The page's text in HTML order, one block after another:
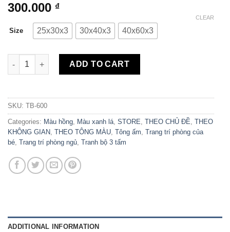
300.000 ₫
Size 25x30x3 30x40x3 40x60x3
CLEAR
Bộ 3 Tranh Canvas Castus Cute TB-600 quantity
ADD TO CART
SKU: TB-600
Categories: Màu hồng, Màu xanh lá, STORE, THEO CHỦ ĐỀ, THEO
KHÔNG GIAN, THEO TÔNG MÀU, Tông ấm, Trang trí phòng của
bé, Trang trí phòng ngủ, Tranh bộ 3 tấm
ADDITIONAL INFORMATION